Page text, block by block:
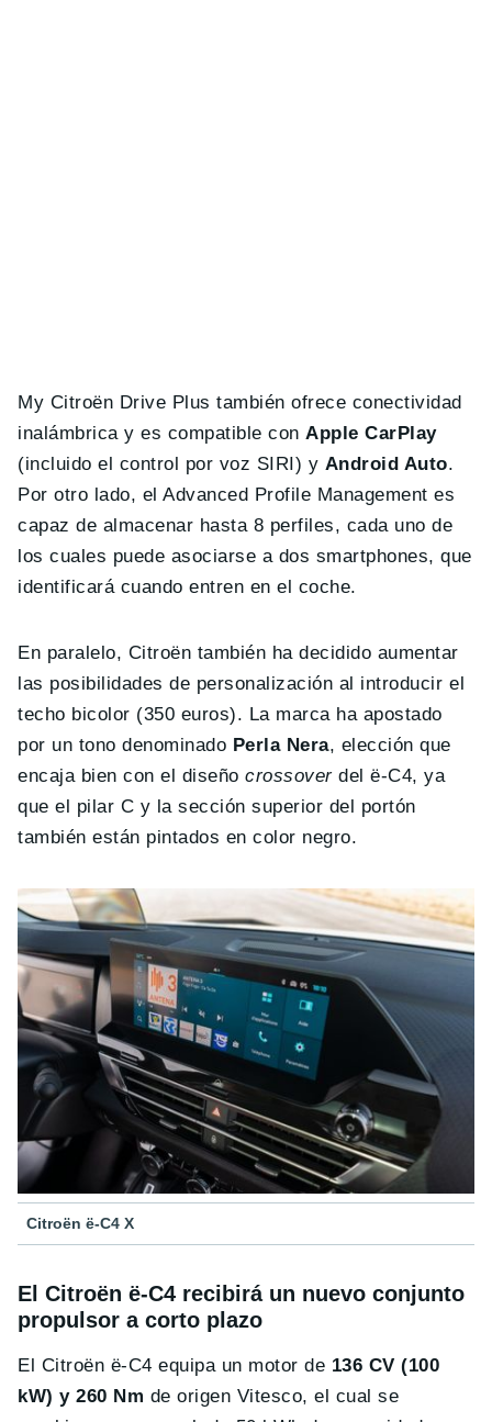
My Citroën Drive Plus también ofrece conectividad
inalámbrica y es compatible conApple CarPlay
(incluido el control por voz SIRI) y Android Auto.
Por otro lado, el Advanced Profile Management es
capaz de almacenar hasta 8 perfiles, cada uno de
los cuales puede asociarse a dos smartphones, que
identificará cuando entren en el coche.
En paralelo, Citroën también ha decidido aumentar
las posibilidades de personalización al introducir el
techo bicolor (350 euros). La marca ha apostado
por un tono denominado Perla Nera, elección que
encaja bien con el diseñocrossoverdel ë-C4, ya
que el pilar C y la sección superior del portón
también están pintados en color negro.
Citroën ë-C4 X
El Citroën ë-C4 recibirá un nuevo conjunto
propulsor a corto plazo
El Citroën ë-C4 equipa un motor de 136 CV (100
kW) y 260 Nm de origen Vitesco, el cual se